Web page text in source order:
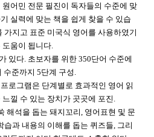
어민 전문 필진이 독자들의 수준에 맞
실력에 맞는 책을 쉽게 찾을 수 있습
가지고 표준 미국식 영어를 사용하였기
도움이 됩니다.
있다. 초보자를 위한 350단어 수준에
수준까지 5단계 구성.
로그램은 단계별로 효과적인 영어 읽
낄 수 있는 장치가 곳곳에 포진.
해석을 돕는 돼지꼬리, 영어표현 및 문
습과 내용의 이해를 돕는 퀴즈들, 그리